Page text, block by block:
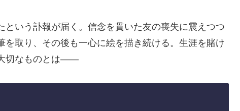
いう訃報が届く。信念を貫いた友の喪失に震えつつ
を取り、その後も一心に絵を描き続ける。生涯を賭け
切なものとは――